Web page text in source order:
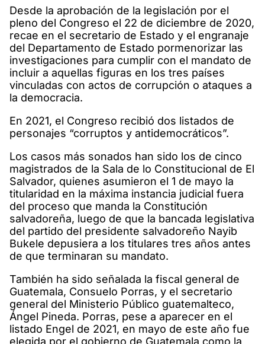
Desde la aprobación de la legislación por el
pleno del Congreso el 22 de diciembre de 2020,
recae en el secretario de Estado y el engranaje
del Departamento de Estado pormenorizar las
investigaciones para cumplir con el mandato de
incluir a aquellas figuras en los tres países
vinculadas con actos de corrupción o ataques a
la democracia.
En 2021, el Congreso recibió dos listados de
personajes “corruptos y antidemocráticos”.
Los casos más sonados han sido los de cinco
magistrados de la Sala de lo Constitucional de El
Salvador, quienes asumieron el 1 de mayo la
titularidad en la máxima instancia judicial fuera
del proceso que manda la Constitución
salvadoreña, luego de que la bancada legislativa
del partido del presidente salvadoreño Nayib
Bukele depusiera a los titulares tres años antes
de que terminaran su mandato.
También ha sido señalada la fiscal general de
Guatemala, Consuelo Porras, y el secretario
general del Ministerio Público guatemalteco,
Ángel Pineda. Porras, pese a aparecer en el
listado Engel de 2021, en mayo de este año fue
elegida por el gobierno de Guatemala como la